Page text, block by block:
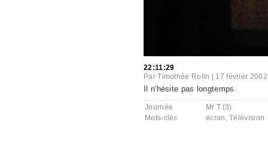
22:11:29
ParTimothée Rolin 17 février 2002
Il n'hésite pas longtemps.
Journée
Mr T.(3)
Mots-clés
écran ,Télévision